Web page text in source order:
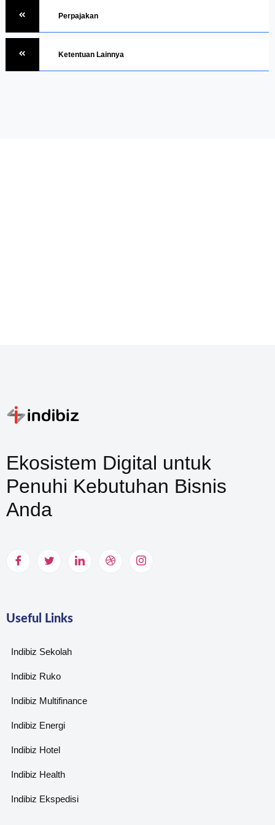
Perpajakan
Ketentuan Lainnya
Ekosistem Digital untuk
Penuhi Kebutuhan Bisnis
Anda
Useful Links
Indibiz Sekolah
Indibiz Ruko
Indibiz Multifinance
Indibiz Energi
Indibiz Hotel
Indibiz Health
Indibiz Ekspedisi